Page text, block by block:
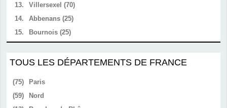
13.
Villersexel (70)
14.
Abbenans (25)
15.
Bournois (25)
TOUS LES DÉPARTEMENTS DE FRANCE
(75)
Paris
(59)
Nord